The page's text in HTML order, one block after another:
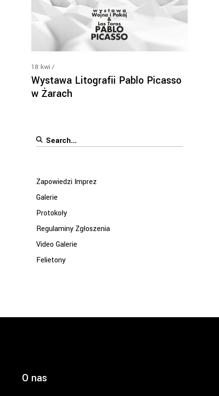
18 kwi
Wystawa Litografii Pablo Picasso
w Żarach
Search
Zapowiedzi Imprez
Galerie
Protokoły
Regulaminy Zgłoszenia
Video Galerie
Felietony
O nas